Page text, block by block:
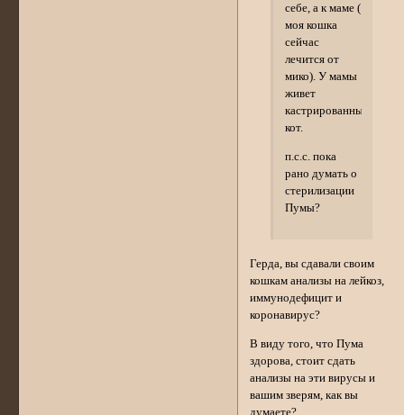
себе, а к маме (
моя кошка
сейчас
лечится от
мико). У мамы
живет
кастрированный
кот.
п.с.с. пока
рано думать о
стерилизации
Пумы?
Герда, вы сдавали своим
кошкам анализы на лейкоз,
иммунодефицит и
коронавирус?
В виду того, что Пума
здорова, стоит сдать
анализы на эти вирусы и
вашим зверям, как вы
думаете?